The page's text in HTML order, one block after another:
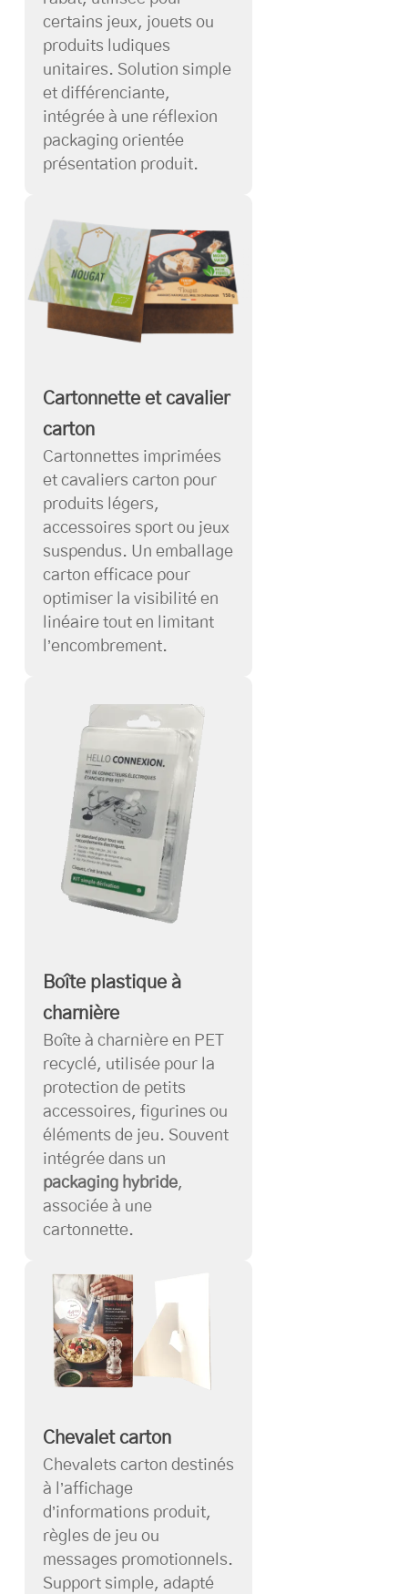
certains jeux, jouets ou
produits ludiques
unitaires. Solution simple
et différenciante,
intégrée à une réflexion
packaging orientée
présentation produit.
Cartonnette et cavalier
carton
Cartonnettes imprimées
et cavaliers carton pour
produits légers,
accessoires sport ou jeux
suspendus. Un emballage
carton efficace pour
optimiser la visibilité en
linéaire tout en limitant
l’encombrement.
Boîte plastique à
charnière
Boîte à charnière en PET
recyclé, utilisée pour la
protection de petits
accessoires, figurines ou
éléments de jeu. Souvent
intégrée dans un
packaging hybride,
associée à une
cartonnette.
Chevalet carton
Chevalets carton destinés
à l’affichage
d’informations produit,
règles de jeu ou
messages promotionnels.
Support simple, adapté